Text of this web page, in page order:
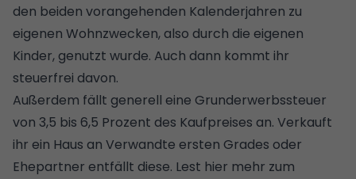
den beiden vorangehenden Kalenderjahren zu
eigenen Wohnzwecken, also durch die eigenen
Kinder, genutzt wurde. Auch dann kommt ihr
steuerfrei davon.
Außerdem fällt generell eine Grunderwerbssteuer
von 3,5 bis 6,5 Prozent des Kaufpreises an. Verkauft
ihr ein Haus an Verwandte ersten Grades oder
Ehepartner entfällt diese. Lest hier mehr zum